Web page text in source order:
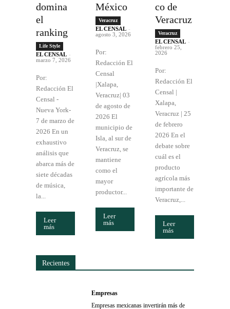
domina
el
ranking
Life Style
EL CENSAL -
marzo 7, 2026
Por:
Redacción El
Censal -
Nueva York-
7 de marzo de
2026 En un
exhaustivo
análisis que
abarca más de
siete décadas
de música,
la...
Leer
más
México
Veracruz
EL CENSAL -
agosto 3, 2026
Por:
Redacción El
Censal
|Xalapa,
Veracruz| 03
de agosto de
2026 El
municipio de
Isla, al sur de
Veracruz, se
mantiene
como el
mayor
productor...
Leer
más
co de
Veracruz
Veracruz
EL CENSAL -
febrero 25,
2026
Por:
Redacción El
Censal |
Xalapa,
Veracruz | 25
de febrero
2026 En el
debate sobre
cuál es el
producto
agrícola más
importante de
Veracruz,...
Leer
más
Recientes
Empresas
Empresas mexicanas invertirán más de